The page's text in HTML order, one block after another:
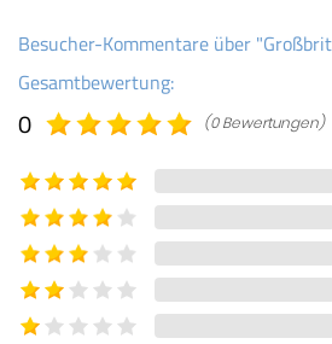
Besucher-Kommentare über
Gesamtbewertung:
0 (0 Bewertungen)